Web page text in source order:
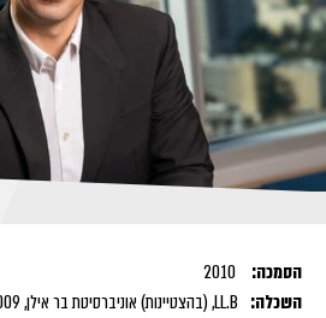
הסמכה:
השכלה: LL.B, (בהצטיינות) אוניברסיטת בר אילן, 2009